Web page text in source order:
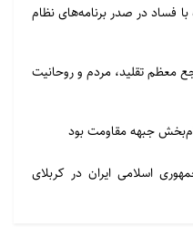
فساد در صدر برنامه‌های نظام
معظم تقلید، مردم و روحانیت
جبهه مقاومت بود
اسلامی ایران در کربلای